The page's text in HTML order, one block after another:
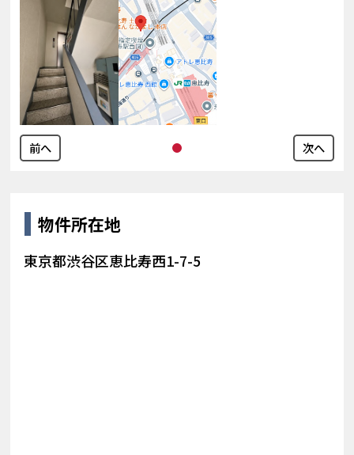
前へ 次へ
物件所在地
東京都渋谷区恵比寿西1-7-5